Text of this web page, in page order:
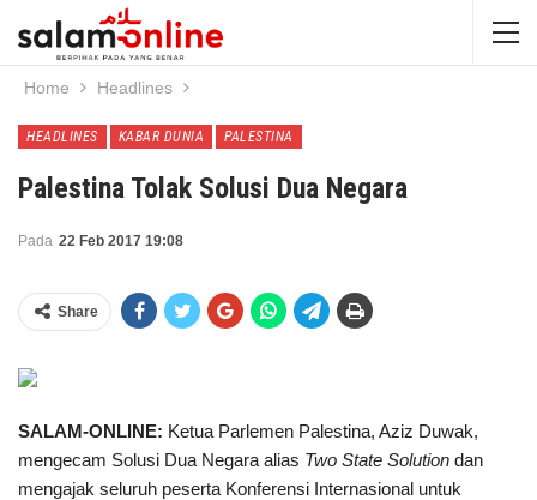
Home Headlines
HEADLINES KABAR DUNIA PALESTINA
Palestina Tolak Solusi Dua Negara
Pada 22 Feb 2017 19:08
Share
SALAM-ONLINE: Ketua Parlemen Palestina, Aziz Duwak,
mengecam Solusi Dua Negara alias Two State Solution dan
mengajak seluruh peserta Konferensi Internasional untuk